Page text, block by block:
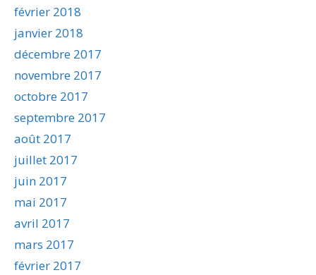
février 2018
janvier 2018
décembre 2017
novembre 2017
octobre 2017
septembre 2017
août 2017
juillet 2017
juin 2017
mai 2017
avril 2017
mars 2017
février 2017